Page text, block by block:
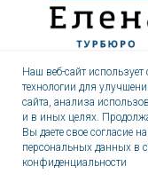
Партнер
Наш веб-сайт использует
технологии для
сайта, анализа
и в иных целях.
Вы даете свое согласие
персональных данных в
конфиденциальности